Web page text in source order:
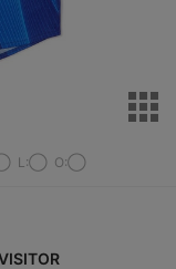
L:◯ O:◯